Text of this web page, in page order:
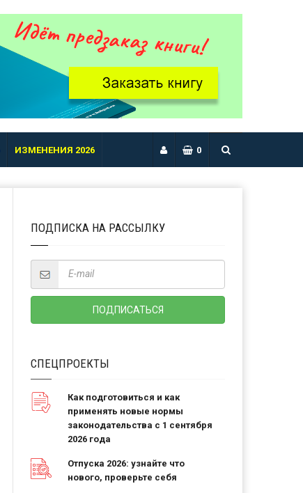
ИЗМЕНЕНИЯ 2026 0
ПОДПИСКА НА РАССЫЛКУ
СПЕЦПРОЕКТЫ
Как подготовиться и как
применять новые нормы
законодательства с 1 сентября
2026 года
Отпуска 2026: узнайте что
нового, проверьте себя